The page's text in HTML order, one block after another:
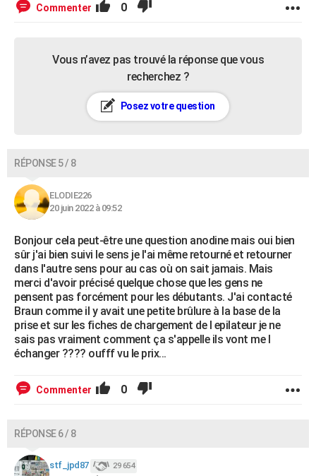
Commenter 0
Vous n’avez pas trouvé la réponse que vous
recherchez ?
Posez votre question
RÉPONSE 5 / 8
ELODIE226
20 juin 2022 à 09:52
Bonjour cela peut-être une question anodine mais oui bien
sûr j'ai bien suivi le sens je l'ai même retourné et retourner
dans l'autre sens pour au cas où on sait jamais. Mais
merci d'avoir précisé quelque chose que les gens ne
pensent pas forcément pour les débutants. J'ai contacté
Braun comme il y avait une petite brûlure à la base de la
prise et sur les fiches de chargement de l epilateur je ne
sais pas vraiment comment ça s'appelle ils vont me l
échanger ???? oufff vu le prix...
Commenter 0
RÉPONSE 6 / 8
stf_jpd87 29 654